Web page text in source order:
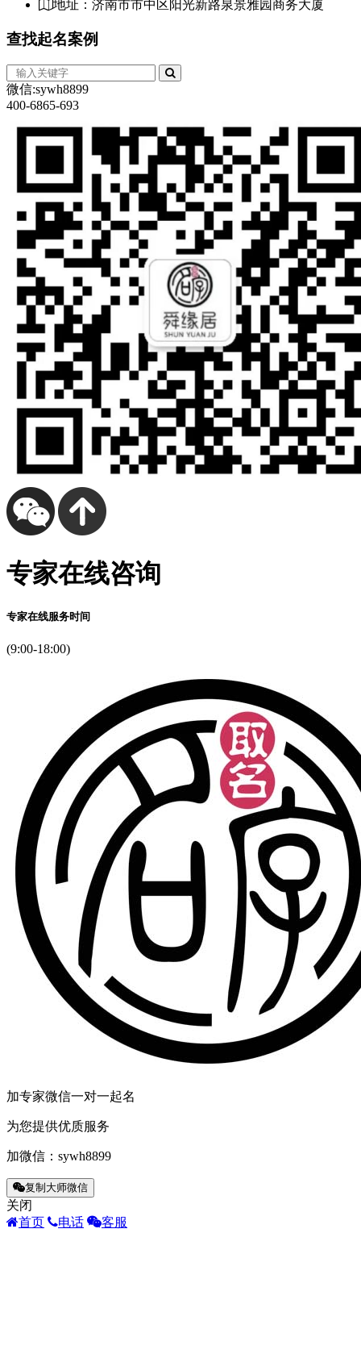
地址：济南市市中区阳光新路泉景雅园商务大厦
查找起名案例
微信:sywh8899
400-6865-693
专家在线咨询
专家在线服务时间
(9:00-18:00)
加专家微信一对一起名
为您提供优质服务
加微信： sywh8899
复制大师微信
关闭
首页
电话 客服